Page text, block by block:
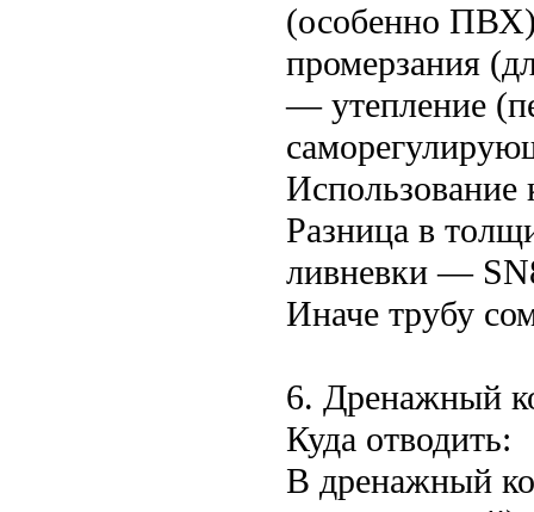
(особенно
промерзания
— утепление
Использование
Разница в
ливневки —
Иначе трубу
6. Дренажный
Куда отводить:
В дренажный